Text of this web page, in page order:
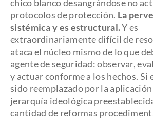
chico blanco desangrándose no
protocolos de protección. La
sistémica y es estructural.Y es
extraordinariamente difícil de
ataca el núcleo mismo de lo que
agente de seguridad: observar,
y actuar conforme a los hechos. Si
sido reemplazado por la aplicación
jerarquía ideológica
cantidad de reformas